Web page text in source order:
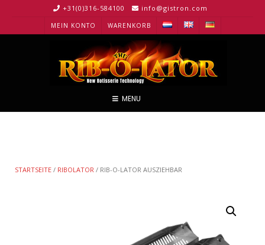
+31(0)316-584100 info@gistron.com
MEIN KONTO WARENKORB
MENU
STARTSEITE / RIBOLATOR / RIB-O-LATOR AUSZIEHBAR